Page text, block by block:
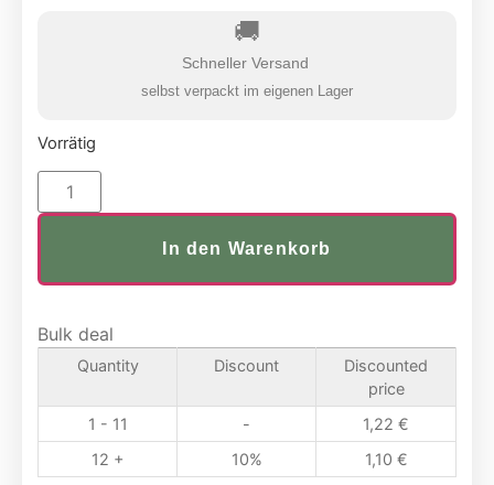
🚚
Schneller Versand
selbst verpackt im eigenen Lager
Vorrätig
In den Warenkorb
Bulk deal
Quantity Discount
Discounted
price
1 - 11
- 1,22 €
12 +
10% 1,10 €